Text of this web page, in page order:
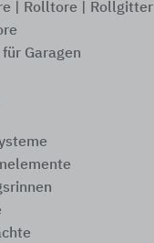
| Rolltore | Rollgitter
Garagen